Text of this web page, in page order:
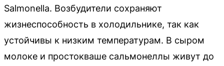
Salmonella. Возбудители сохраняют
жизнеспособность в холодильнике, так как
устойчивы к низким температурам. В сыром
молоке и простокваше сальмонеллы живут до